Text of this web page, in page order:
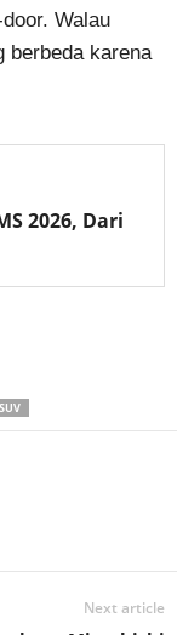
Walau
berbeda karena
2026, Dari
Next article